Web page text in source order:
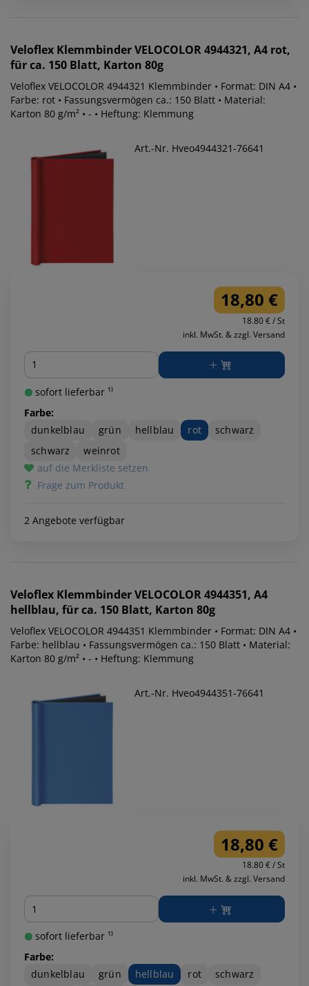
Veloflex Klemmbinder VELOCOLOR 4944321, A4 rot,
für ca. 150 Blatt, Karton 80g
Veloflex VELOCOLOR 4944321 Klemmbinder • Format: DIN A4 •
Farbe: rot • Fassungsvermögen ca.: 150 Blatt • Material:
Karton 80 g/m² • - • Heftung: Klemmung
Art.-Nr. Hveo4944321-76641
18,80 €
18.80 € / St
inkl. MwSt. & zzgl. Versand
Menge
sofort lieferbar ¹⁾
Farbe:
dunkelblau
grün hellblau rot
schwarz
schwarz
weinrot
auf die Merkliste setzen
Frage zum Produkt
2 Angebote verfügbar
Veloflex Klemmbinder VELOCOLOR 4944351, A4
hellblau, für ca. 150 Blatt, Karton 80g
Veloflex VELOCOLOR 4944351 Klemmbinder • Format: DIN A4 •
Farbe: hellblau • Fassungsvermögen ca.: 150 Blatt • Material:
Karton 80 g/m² • - • Heftung: Klemmung
Art.-Nr. Hveo4944351-76641
18,80 €
18.80 € / St
inkl. MwSt. & zzgl. Versand
Menge
sofort lieferbar ¹⁾
Farbe:
dunkelblau
grün hellblau rot schwarz